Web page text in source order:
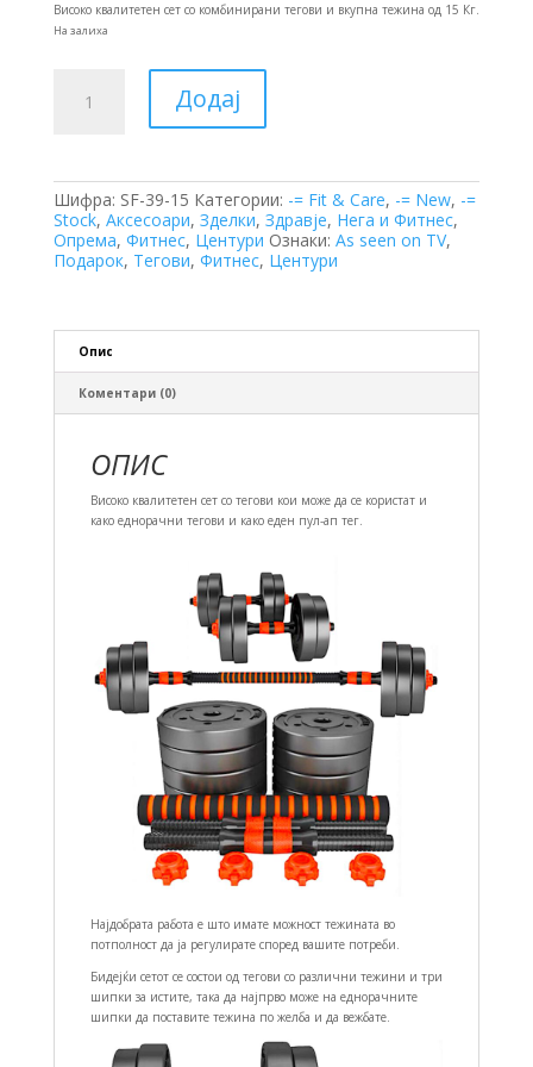
was:
3125 ден. is:
2500 ден.
Високо квалитетен сет со комбинирани тегови и вкупна тежина од 15 Кг.
На залиха
Тегови
Додај
Шифра: SF-39-15 Категории: -= Fit & Care, -= New, -=
Stock, Аксесоари, Зделки, Здравје, Нега и Фитнес,
Опрема, Фитнес, Центури Ознаки: As seen on TV,
Подарок, Тегови, Фитнес, Центури
Опис
Коментари (0)
ОПИС
Високо квалитетен сет со тегови кои може да се користат и
како еднорачни тегови и како еден пул-ап тег.
Најдобрата работа е што имате можност тежината во
потполност да ја регулирате според вашите потреби.
Бидејќи сетот се состои од тегови со различни тежини и три
шипки за истите, така да најпрво може на еднорачните
шипки да поставите тежина по желба и да вежбате.